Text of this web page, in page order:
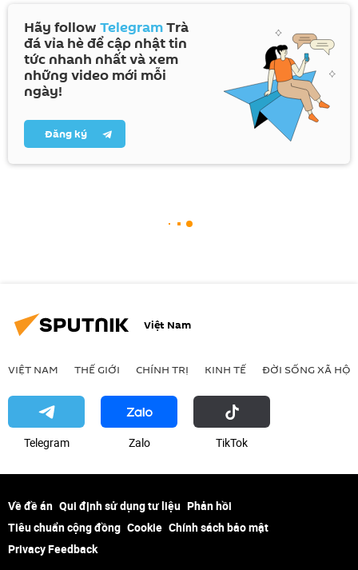
Hãy follow TelegramTrà
đá vỉa hè để cập nhật tin
tức nhanh nhất và xem
những video mới mỗi
ngày!
Đăng ký
Việt Nam
VIỆT NAM THẾ GIỚI CHÍNH TRỊ KINH TẾ ĐỜI SỐNG XÃ HỘI
Telegram Zalo ТikТоk
Về đề án Qui định sử dụng tư liệu Phản hồi
Tiêu chuẩn cộng đồng Cookie Chính sách bảo mật
Privacy Feedback